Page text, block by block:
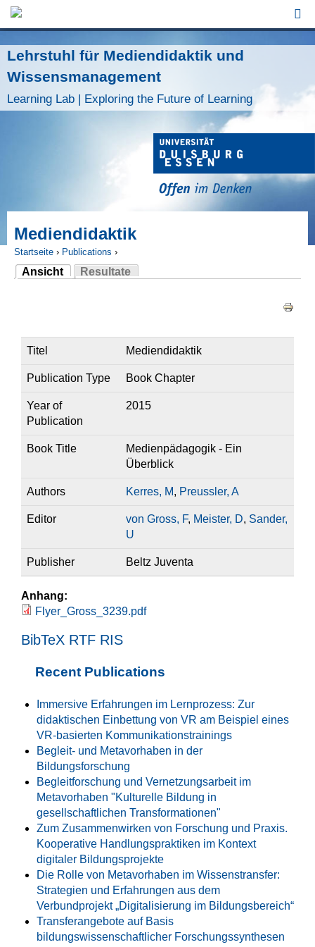
Lehrstuhl für Mediendidaktik und
Wissensmanagement
Learning Lab | Exploring the Future of Learning
Mediendidaktik
Sie sind hier
Startseite › Publications ›
Ansicht
(aktiver Reiter)
Resultate
Titel Mediendidaktik
Publication Type Book Chapter
Year of
Publication
2015
Book Title
Medienpädagogik - Ein
Überblick
Authors Kerres, M, Preussler, A
Editor von Gross, F, Meister, D, Sander,
U
Publisher Beltz Juventa
Anhang:
Flyer_Gross_3239.pdf
BibTeX RTF RIS
Recent Publications
Immersive Erfahrungen im Lernprozess: Zur
didaktischen Einbettung von VR am Beispiel eines
VR-basierten Kommunikationstrainings
Begleit- und Metavorhaben in der
Bildungsforschung
Begleitforschung und Vernetzungsarbeit im
Metavorhaben "Kulturelle Bildung in
gesellschaftlichen Transformationen"
Zum Zusammenwirken von Forschung und Praxis.
Kooperative Handlungspraktiken im Kontext
digitaler Bildungsprojekte
Die Rolle von Metavorhaben im Wissenstransfer:
Strategien und Erfahrungen aus dem
Verbundprojekt „Digitalisierung im Bildungsbereich“
Transferangebote auf Basis
bildungswissenschaftlicher Forschungssynthesen